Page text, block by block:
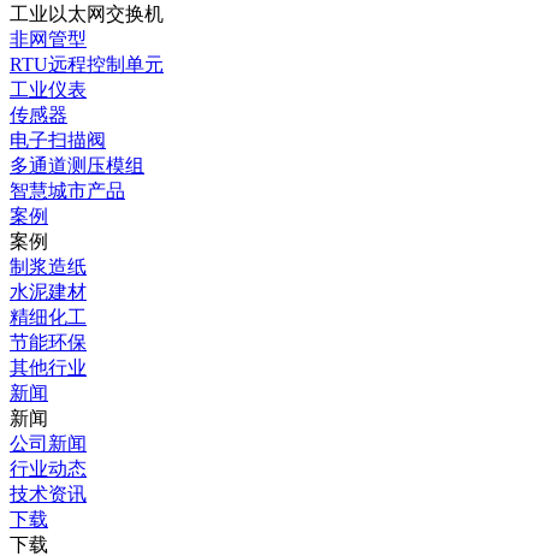
工业以太网交换机
非网管型
RTU远程控制单元
工业仪表
传感器
电子扫描阀
多通道测压模组
智慧城市产品
案例
案例
制浆造纸
水泥建材
精细化工
节能环保
其他行业
新闻
新闻
公司新闻
行业动态
技术资讯
下载
下载